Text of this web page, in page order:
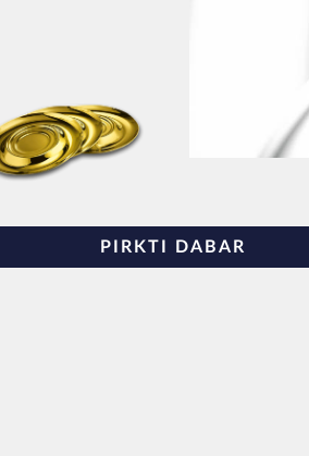
PIRKTI DABAR